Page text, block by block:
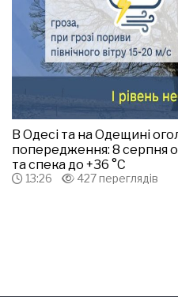
В Одесі та на Одещині
попередження: 8 серпня
та спека до +36 °С
13:26 427 переглядів